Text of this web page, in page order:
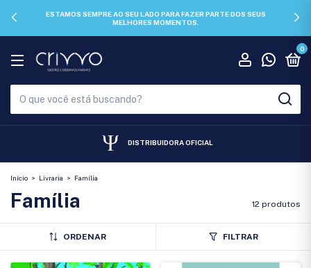
ESTAMOS SEMPRE AO SEU LADO PARA FAZER PARTE DOS SEUS
MELHORES MOMENTOS.
0
DISTRIBUIDORA OFICIAL
Início > Livraria > Família
Família 12 produtos
ORDENAR FILTRAR